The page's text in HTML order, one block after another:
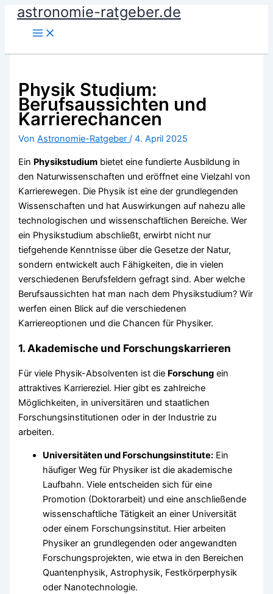
Zumastronomie-ratgeber.de
Physik Studium:
Berufsaussichten und
Karrierechancen
VonAstronomie-Ratgeber/4. April 2025
Ein Physikstudium bietet eine fundierte Ausbildung in
den Naturwissenschaften und eröffnet eine Vielzahl von
Karrierewegen. Die Physik ist eine der grundlegenden
Wissenschaften und hat Auswirkungen auf nahezu alle
technologischen und wissenschaftlichen Bereiche. Wer
ein Physikstudium abschließt, erwirbt nicht nur
tiefgehende Kenntnisse über die Gesetze der Natur,
sondern entwickelt auch Fähigkeiten, die in vielen
verschiedenen Berufsfeldern gefragt sind. Aber welche
Berufsaussichten hat man nach dem Physikstudium? Wir
werfen einen Blick auf die verschiedenen
Karriereoptionen und die Chancen für Physiker.
1.Akademische und Forschungskarrieren
Für viele Physik-Absolventen ist die Forschung ein
attraktives Karriereziel. Hier gibt es zahlreiche
Möglichkeiten, in universitären und staatlichen
Forschungsinstitutionen oder in der Industrie zu
arbeiten.
Universitäten und Forschungsinstitute: Ein
häufiger Weg für Physiker ist die akademische
Laufbahn. Viele entscheiden sich für eine
Promotion (Doktorarbeit) und eine anschließende
wissenschaftliche Tätigkeit an einer Universität
oder einem Forschungsinstitut. Hier arbeiten
Physiker an grundlegenden oder angewandten
Forschungsprojekten, wie etwa in den Bereichen
Quantenphysik, Astrophysik, Festkörperphysik
oder Nanotechnologie.